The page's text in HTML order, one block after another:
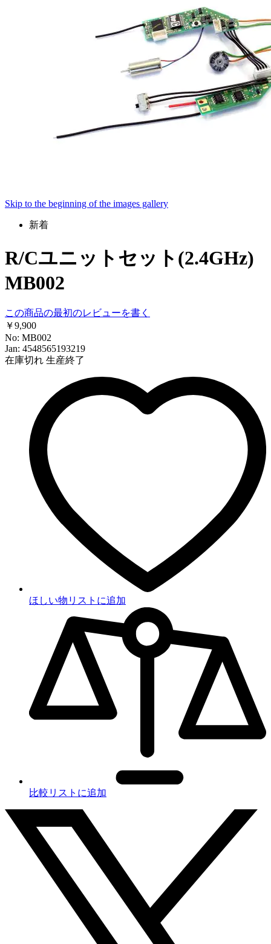
Skip to the beginning of the images gallery
新着
R/Cユニットセット(2.4GHz)
MB002
この商品の最初のレビューを書く
￥9,900
No: MB002
Jan: 4548565193219
在庫切れ 生産終了
ほしい物リストに追加
比較リストに追加